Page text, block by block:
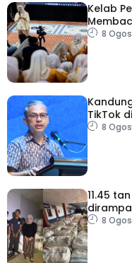
Kelab
8
TikTok
8
11.45
8